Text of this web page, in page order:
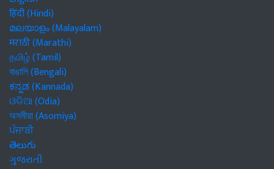
हिंदी (Hindi)
മലയാളം (Malayalam)
मराठी (Marathi)
தமிழ் (Tamil)
বাঙালি (Bengali)
ಕನ್ನಡ (Kannada)
ଓଡିଆ (Odia)
অসমীয়া (Asomiya)
ਪੰਜਾਬੀ
తెలుగు
ગુજરાતી